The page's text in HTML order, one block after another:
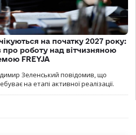
на початку 2027 року:
про роботу над вітчизняною
FREYJA
Зеленський повідомив, що
на етапі активної реалізації.